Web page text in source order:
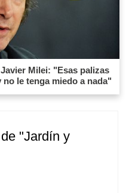
Milei: "Esas palizas
le tenga miedo a nada"
"Jardín y